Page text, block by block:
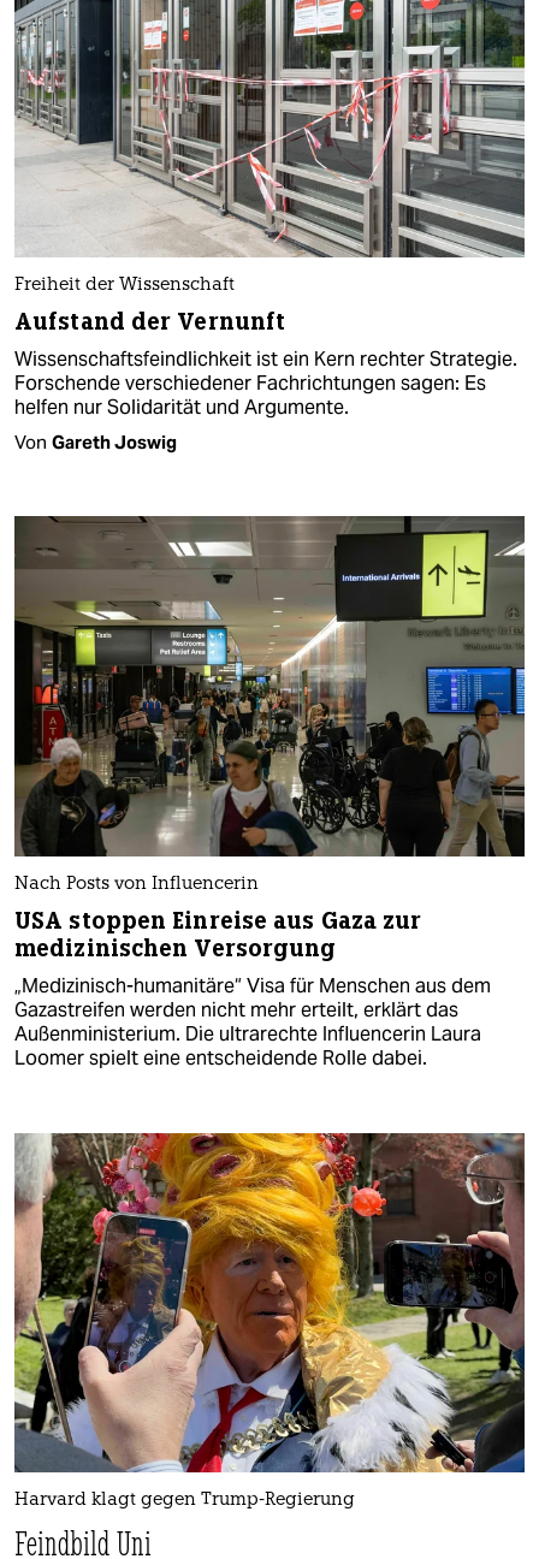
Freiheit der Wissenschaft
Aufstand der Vernunft
Wissenschaftsfeindlichkeit ist ein Kern rechter Strategie.
Forschende verschiedener Fachrichtungen sagen: Es
helfen nur Solidarität und Argumente.
Von Gareth Joswig
Nach Posts von Influencerin
USA stoppen Einreise aus Gaza zur
medizinischen Versorgung
„Medizinisch-humanitäre“ Visa für Menschen aus dem
Gazastreifen werden nicht mehr erteilt, erklärt das
Außenministerium. Die ultrarechte Influencerin Laura
Loomer spielt eine entscheidende Rolle dabei.
Harvard klagt gegen Trump-Regierung
Feindbild Uni